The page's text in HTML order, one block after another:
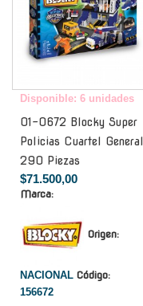
Disponible: 6 unidades
01-0672 Blocky Super
Policias Cuartel General
290 Piezas
$71.500,00
Marca:
Origen:
NACIONAL Código:
156672